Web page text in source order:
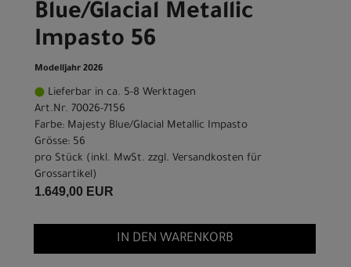
Blue/Glacial Metallic
Impasto 56
Modelljahr 2026
Lieferbar in ca. 5-8 Werktagen
Art.Nr. 70026-7156
Farbe: Majesty Blue/Glacial Metallic Impasto
Grösse: 56
pro Stück (inkl. MwSt. zzgl. Versandkosten für
Grossartikel)
1.649,00 EUR
IN DEN WARENKORB